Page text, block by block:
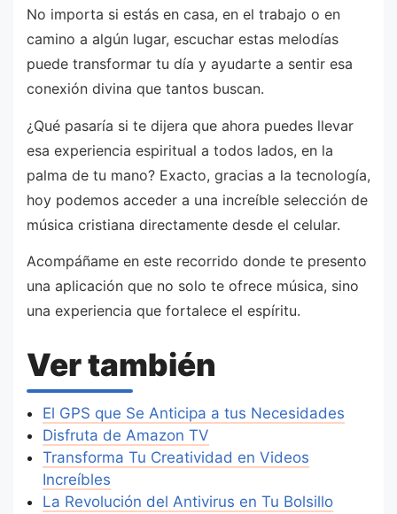
No importa si estás en casa, en el trabajo o en
camino a algún lugar, escuchar estas melodías
puede transformar tu día y ayudarte a sentir esa
conexión divina que tantos buscan.
¿Qué pasaría si te dijera que ahora puedes llevar
esa experiencia espiritual a todos lados, en la
palma de tu mano? Exacto, gracias a la tecnología,
hoy podemos acceder a una increíble selección de
música cristiana directamente desde el celular.
Acompáñame en este recorrido donde te presento
una aplicación que no solo te ofrece música, sino
una experiencia que fortalece el espíritu.
Ver también
El GPS que Se Anticipa a tus Necesidades
Disfruta de Amazon TV
Transforma Tu Creatividad en Videos
Increíbles
La Revolución del Antivirus en Tu Bolsillo